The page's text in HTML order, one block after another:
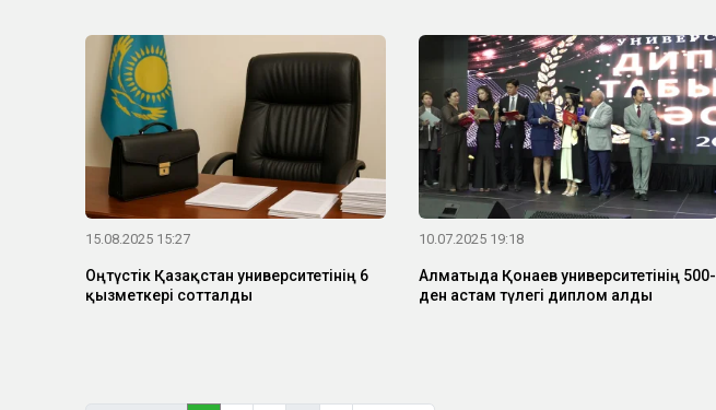
15.08.2025 15:27
Оңтүстік Қазақстан университетінің 6
қызметкері сотталды
10.07.2025 19:18
Алматыда Қонаев университетінің 500-
ден астам түлегі диплом алды